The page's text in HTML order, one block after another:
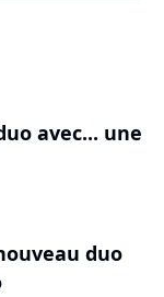
avec... une
duo